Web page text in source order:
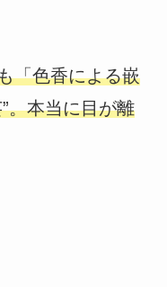
「色香による嵌
。本当に目が離